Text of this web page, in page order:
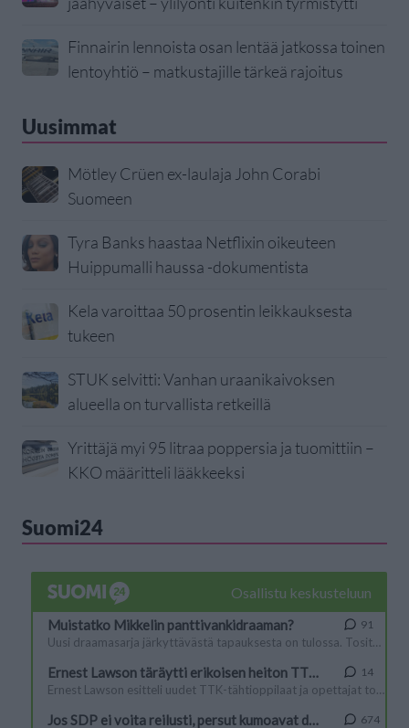
Finnairin lennoista osan lentää jatkossa toinen
lentoyhtiö – matkustajille tärkeä rajoitus
Uusimmat
Mötley Crüen ex-laulaja John Corabi
Suomeen
Tyra Banks haastaa Netflixin oikeuteen
Huippumalli haussa -dokumentista
Kela varoittaa 50 prosentin leikkauksesta
tukeen
STUK selvitti: Vanhan uraanikaivoksen
alueella on turvallista retkeillä
Yrittäjä myi 95 litraa poppersia ja tuomittiin –
KKO määritteli lääkkeeksi
Suomi24